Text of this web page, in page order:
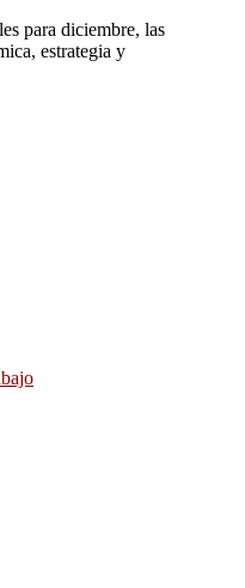
para diciembre, las
estrategia y